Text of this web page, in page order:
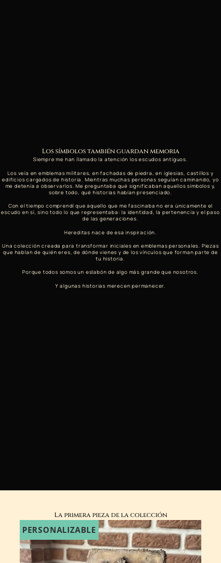
Los símbolos también guardan memoria
Siempre me han llamado la atención los escudos antiguos.
Los veía en emblemas militares, en fachadas de piedra, en iglesias, castillos y
edificios cargados de historia. Mientras muchas personas seguían caminando, yo
me detenía a observarlos. Me preguntaba qué significaban aquellos símbolos y,
sobre todo, qué historias habían presenciado.
Con el tiempo comprendí que aquello que me fascinaba no era únicamente el
escudo en sí, sino todo lo que representaba: la identidad, la pertenencia y el paso
de las generaciones.
Hereditas nace de esa inspiración.
Una colección creada para transformar iniciales en emblemas personales. Piezas
que hablan de quién eres, de dónde vienes y de los vínculos que forman parte de
tu historia.
Porque todos somos un eslabón de algo más grande que nosotros.
Y algunas historias merecen permanecer.
La primera pieza de la colección
PERSONALIZABLE